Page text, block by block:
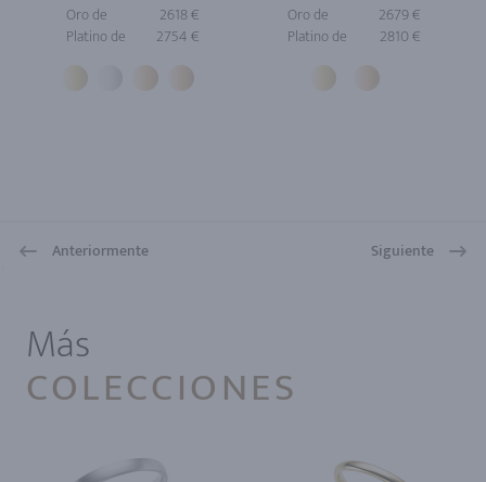
Oro de
2618 €
Platino de
2754 €
Oro de
2679 €
Platino de
2810 €
Anteriormente Siguiente
Más
COLECCIONES